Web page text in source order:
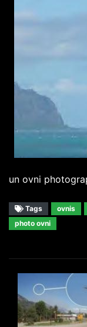
un ovni
Tags ovnis
photo ovni